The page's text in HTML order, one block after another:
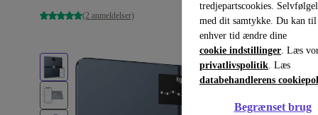
tredjepartscookies.
med dit samtykke. Du kan til
enhver tid ændre dine
cookie indstillinger. Læs
privatlivspolitik. Læs
databehandlerens
Begrænset brug
(2 anmeldelser)